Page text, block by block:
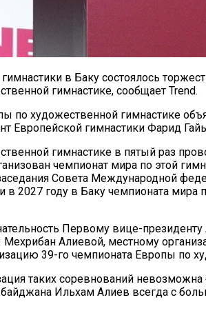
в Баку состоялось
гимнастике, сообщает Trend.
по художественной гимнастике
Европейской гимнастики Фарид
гимнастике в пятый раз
чемпионат мира по этой
Совета Международной
2027 году в Баку чемпионата мира
Первому вице-
Алиевой, местному
39-го чемпионата Европы по
таких соревнований
Ильхам Алиев всегда с